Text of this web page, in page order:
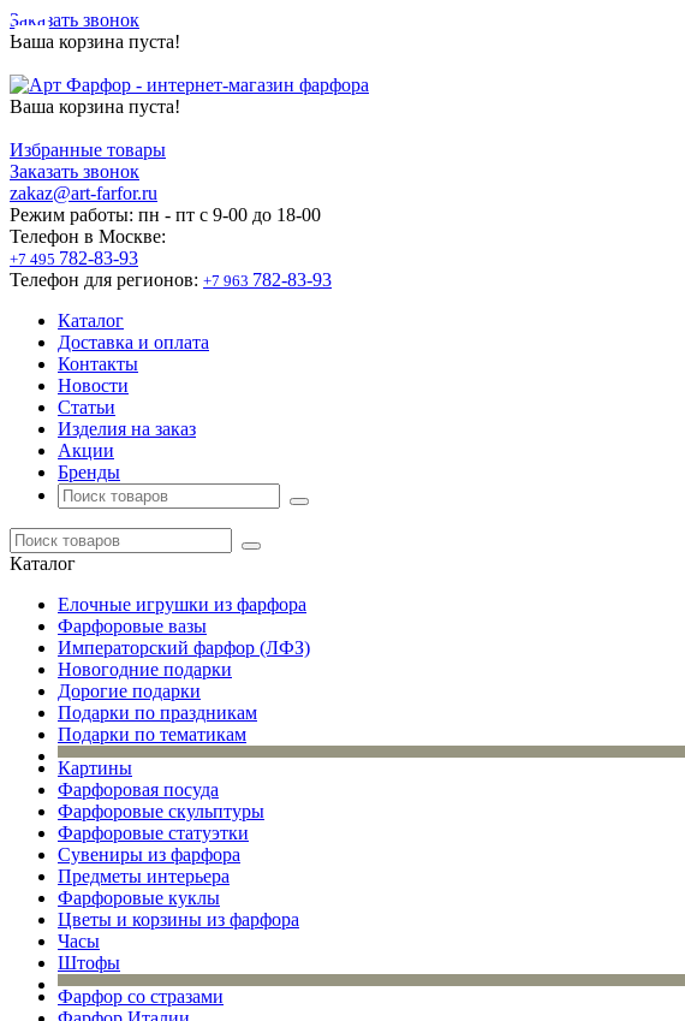
Заказать звонок
Ваша корзина пуста!
Ваша корзина пуста!
Избранные товары
Заказать звонок
zakaz@art-farfor.ru
Режим работы: пн - пт c 9-00 до 18-00
Телефон в Москве:
+7 495 782-83-93
Телефон для регионов: +7 963 782-83-93
Каталог
Доставка и оплата
Контакты
Новости
Статьи
Изделия на заказ
Акции
Бренды
Каталог
Елочные игрушки из фарфора
Фарфоровые вазы
Императорский фарфор (ЛФЗ)
Новогодние подарки
Дорогие подарки
Подарки по праздникам
Подарки по тематикам
Картины
Фарфоровая посуда
Фарфоровые скульптуры
Фарфоровые статуэтки
Сувениры из фарфора
Предметы интерьера
Фарфоровые куклы
Цветы и корзины из фарфора
Часы
Штофы
Фарфор со стразами